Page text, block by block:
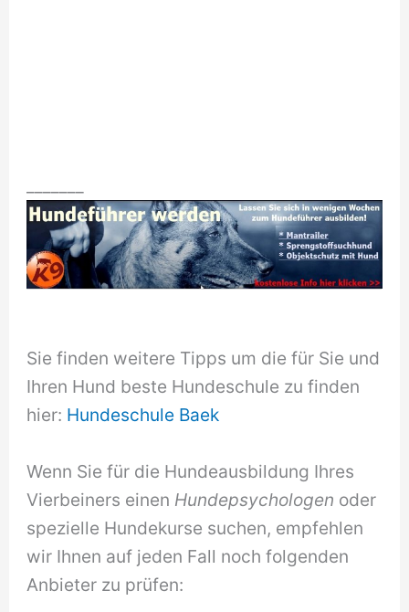
Sie finden weitere Tipps um die für Sie und
Ihren Hund beste Hundeschule zu finden
hier: Hundeschule Baek
Wenn Sie für die Hundeausbildung Ihres
Vierbeiners einen Hundepsychologen oder
spezielle Hundekurse suchen, empfehlen
wir Ihnen auf jeden Fall noch folgenden
Anbieter zu prüfen: